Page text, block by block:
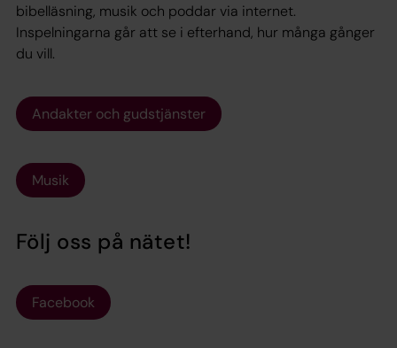
bibelläsning, musik och poddar via internet.
Inspelningarna går att se i efterhand, hur många gånger
du vill.
Andakter och gudstjänster
Musik
Följ oss på nätet!
Facebook